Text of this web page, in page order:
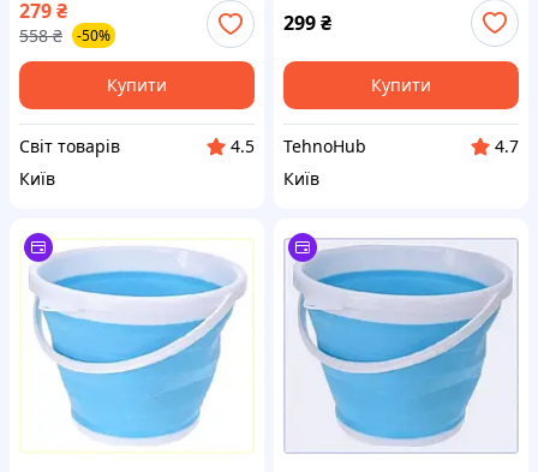
природі
279₴
558 ₴ -50%
Купити
Cвіт товарів
4.5
Київ
299₴
Купити
TehnoHub
4.7
Київ